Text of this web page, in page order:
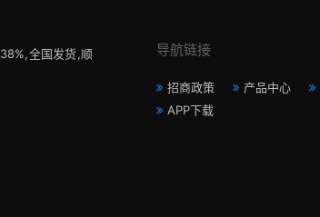
全国发货,顺
导航链接
招商政策 产品中心
APP下载